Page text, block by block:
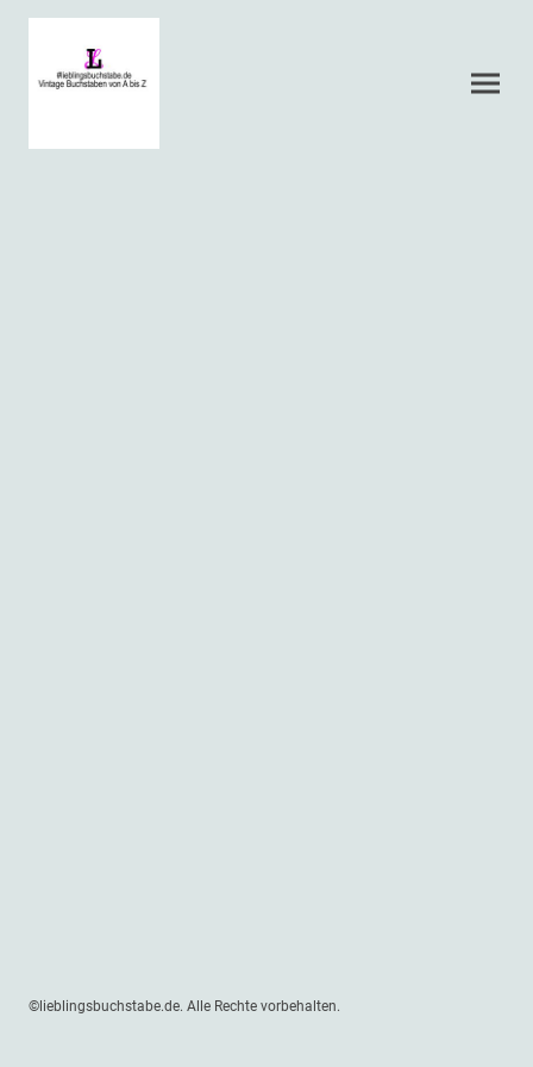
©lieblingsbuchstabe.de. Alle Rechte vorbehalten.